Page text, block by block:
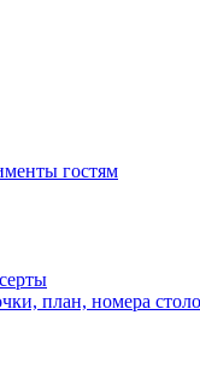
гостям
план, номера